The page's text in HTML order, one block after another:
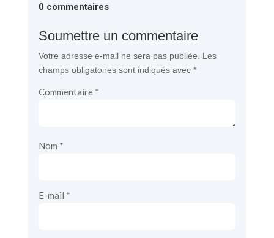
0 commentaires
Soumettre un commentaire
Votre adresse e-mail ne sera pas publiée.
Les
champs obligatoires sont indiqués avec *
Commentaire *
Nom *
E-mail *